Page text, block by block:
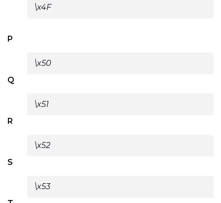
\x4F
P
\x50
Q
\x51
R
\x52
S
\x53